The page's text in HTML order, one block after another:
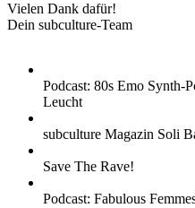
Vielen Dank dafür!
Dein subculture-Team
Podcast: 80s Emo Synth-
Leucht
subculture Magazin Soli
Save The Rave!
Podcast: Fabulous